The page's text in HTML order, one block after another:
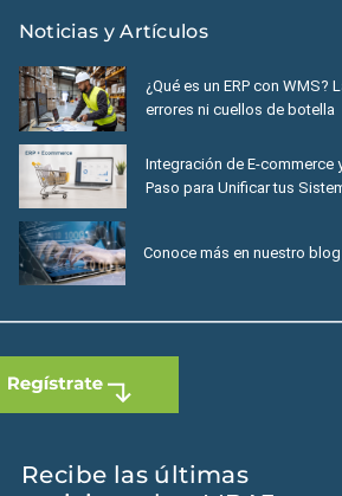
Noticias y Artículos
¿Qué es un ERP con WMS?
errores ni cuellos de botella
Integración de E-commerce
Paso para Unificar tus
Conoce más en nuestro blog
Recibe las últimas